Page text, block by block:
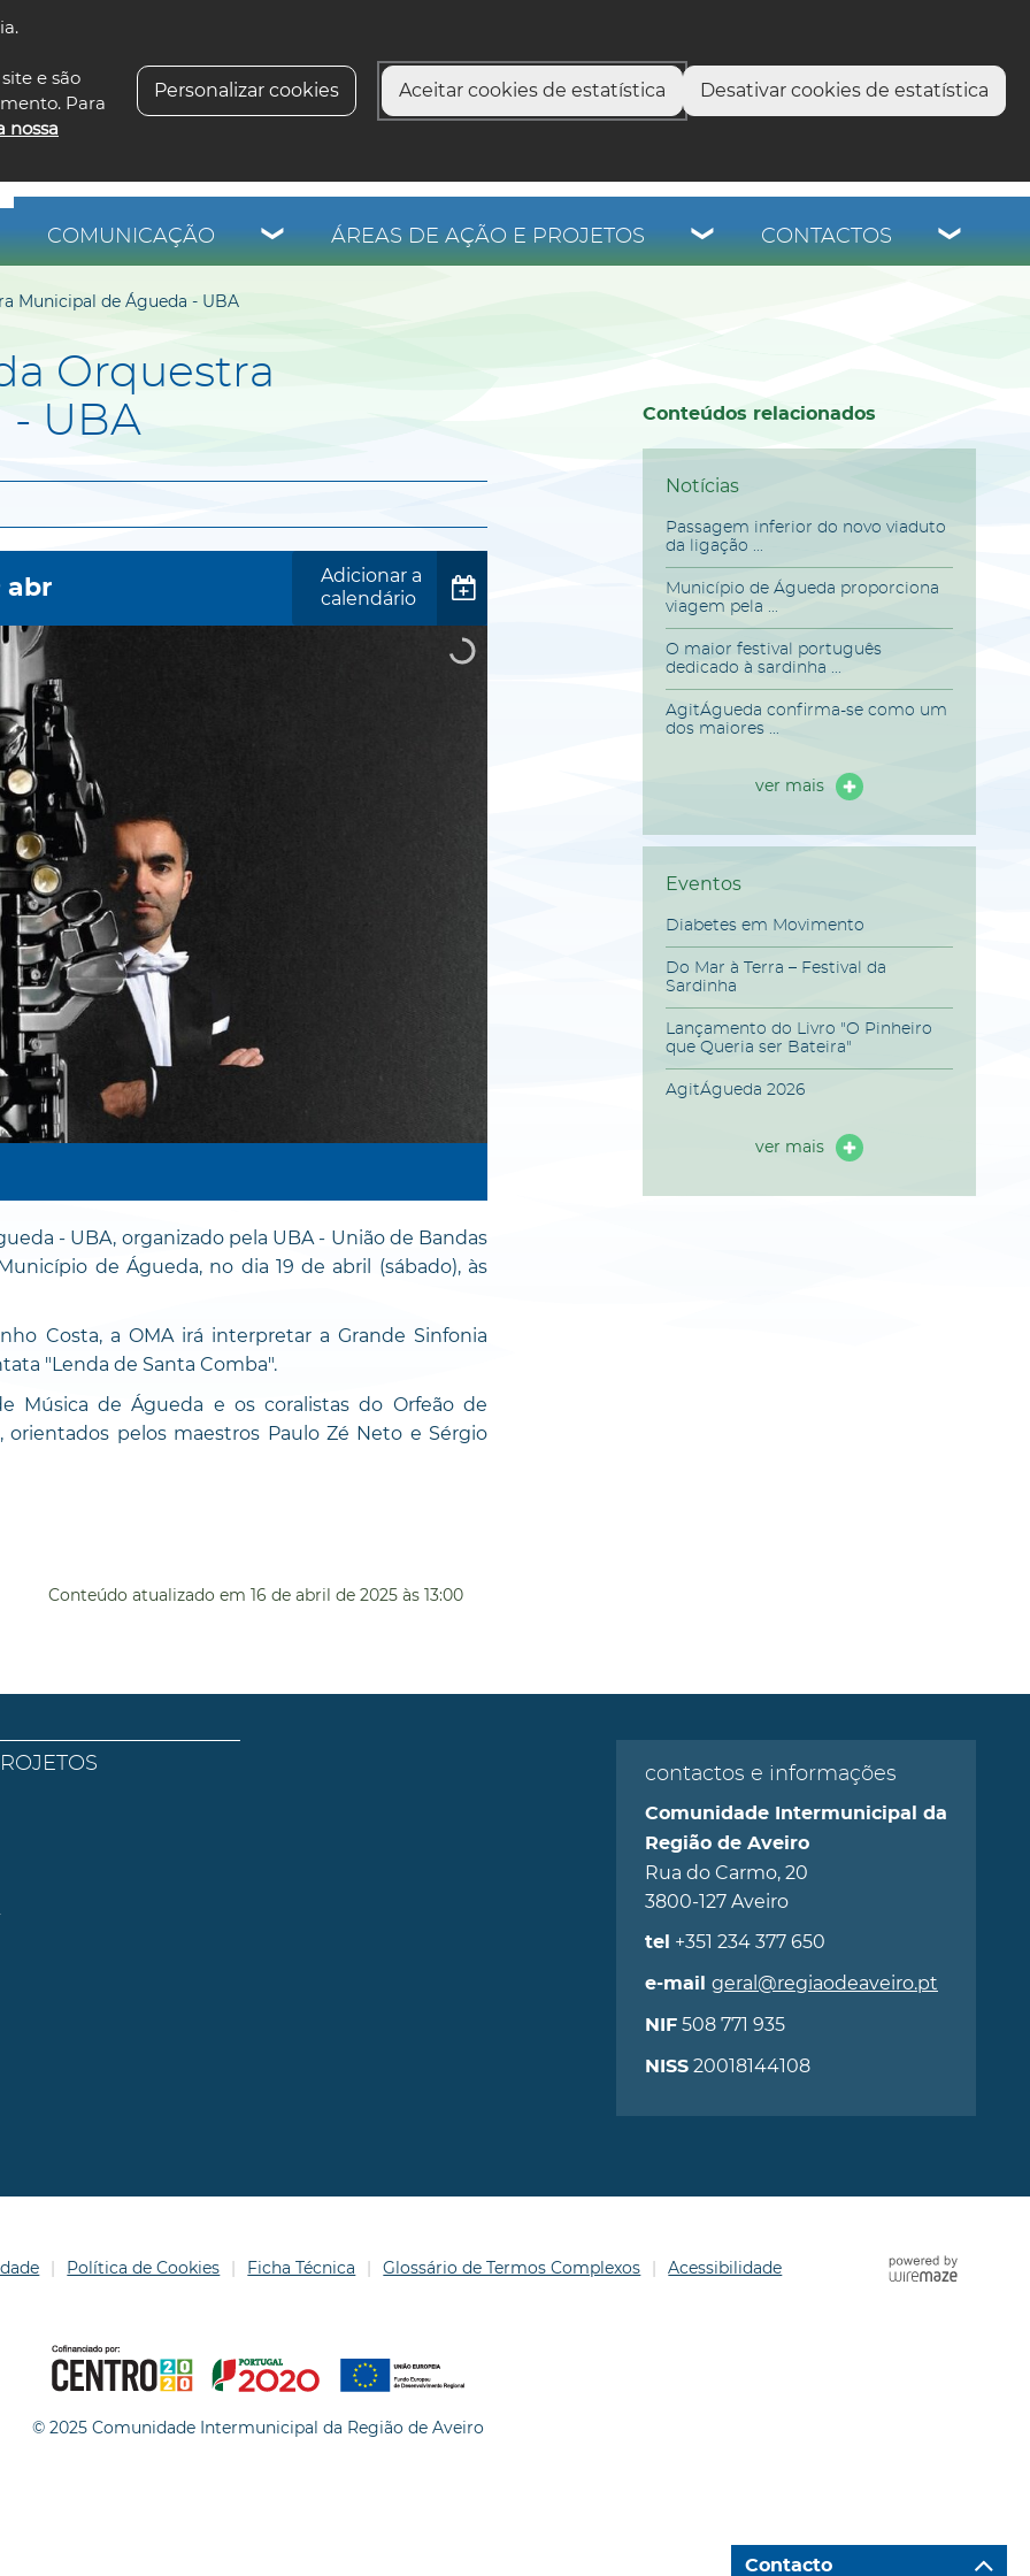
e são
Para
nossa
Personalizar cookies Aceitar cookies de estatística Desativar cookies de estatística
COMUNICAÇÃO ÁREAS DE AÇÃO E PROJETOS CONTACTOS
Municipal de Águeda - UBA
Orquestra
UBA
abr
Adicionar a
calendário
- UBA, organizado pela UBA - União de Bandas
de Águeda, no dia 19 de abril (sábado), às
Costa, a OMA irá interpretar a Grande Sinfonia
"Lenda de Santa Comba".
Música de Águeda e os coralistas do Orfeão de
pelos maestros Paulo Zé Neto e Sérgio
Conteúdos relacionados
Notícias
Passagem inferior do novo viaduto
da ligação ...
Município de Águeda proporciona
viagem pela ...
O maior festival português
dedicado à sardinha ...
AgitÁgueda confirma-se como um
dos maiores ...
ver mais
Eventos
Diabetes em Movimento
Do Mar à Terra – Festival da
Sardinha
Lançamento do Livro "O Pinheiro
que Queria ser Bateira"
AgitÁgueda 2026
ver mais
Conteúdo atualizado em 16 de abril de 2025 às 13:00
contactos e informações
Comunidade Intermunicipal da
Região de Aveiro
Rua do Carmo, 20
3800-127 Aveiro
tel +351 234 377 650
e-mail geral@regiaodeaveiro.pt
NIF508 771 935
NISS20018144108
Política de Cookies Ficha Técnica Glossário de Termos Complexos Acessibilidade
© 2025 Comunidade Intermunicipal da Região de Aveiro
Contacto